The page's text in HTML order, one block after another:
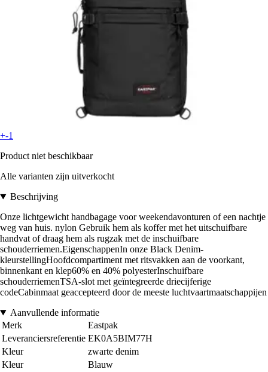
+-1
Product niet beschikbaar
Alle varianten zijn uitverkocht
Beschrijving
Onze lichtgewicht handbagage voor weekendavonturen of een nachtje
weg van huis. nylon Gebruik hem als koffer met het uitschuifbare
handvat of draag hem als rugzak met de inschuifbare
schouderriemen.EigenschappenIn onze Black Denim-
kleurstellingHoofdcompartiment met ritsvakken aan de voorkant,
binnenkant en klep60% en 40% polyesterInschuifbare
schouderriemenTSA-slot met geïntegreerde driecijferige
codeCabinmaat geaccepteerd door de meeste luchtvaartmaatschappijen
Aanvullende informatie
Merk
Eastpak
Leveranciersreferentie EK0A5BIM77H
Kleur
zwarte denim
Kleur
Blauw